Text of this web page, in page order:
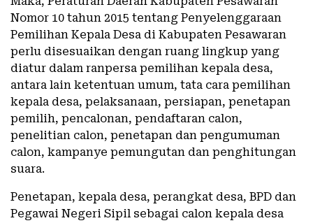
Nomor 10 tahun 2015 tentang Penyelenggaraan
Pemilihan Kepala Desa di Kabupaten Pesawaran
perlu disesuaikan dengan ruang lingkup yang
diatur dalam ranpersa pemilihan kepala desa,
antara lain ketentuan umum, tata cara pemilihan
kepala desa, pelaksanaan, persiapan, penetapan
pemilih, pencalonan, pendaftaran calon,
penelitian calon, penetapan dan pengumuman
calon, kampanye pemungutan dan penghitungan
suara.
Penetapan, kepala desa, perangkat desa, BPD dan
Pegawai Negeri Sipil sebagai calon kepala desa